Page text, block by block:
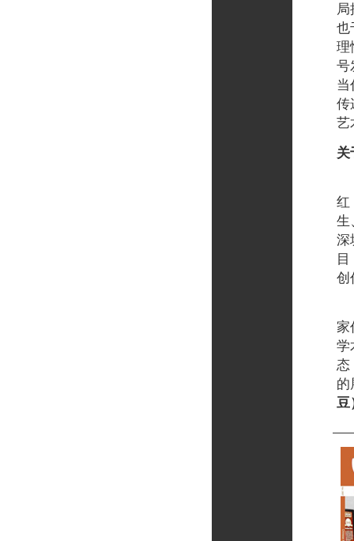
也
理
号
当
传
艺
关
红
生
深
创
家
学
态
的
豆